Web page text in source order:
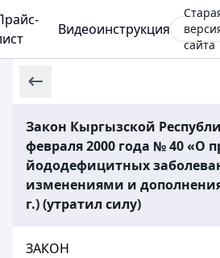
Видеоинструкция
сайта
Закон Кыргызской
февраля 2000 года № 40 «О
йододефицитных
изменениями и
г.) (утратил силу)
ЗАКОН